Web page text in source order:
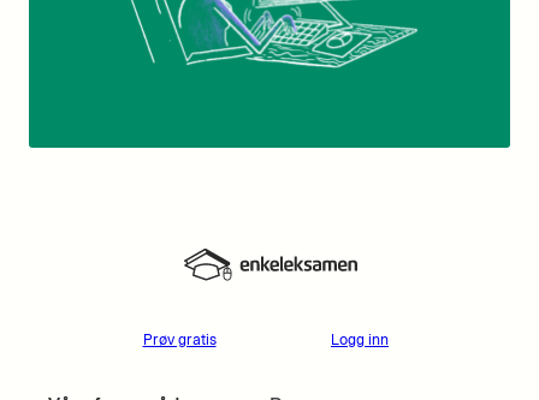
Prøv gratis Logg inn